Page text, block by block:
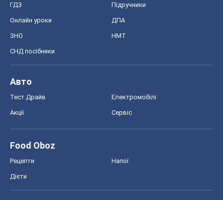
ГДЗ Підручники
Онлайн уроки ДПА
ЗНО НМТ
СНД посібники
Авто
Тест Драйв Електромобілі
Акції Сервіс
Food Oboz
Рецепти Напої
Дієти